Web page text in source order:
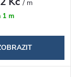
/ m
1 m